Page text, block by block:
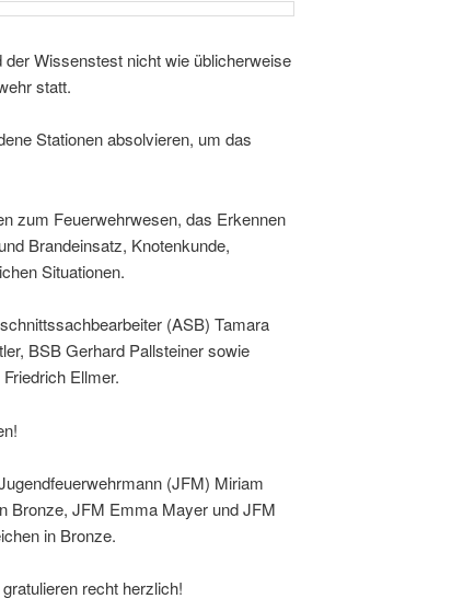
Wissenstest nicht wie üblicherweise
statt.
Stationen absolvieren, um das
zum Feuerwehrwesen, das Erkennen
Brandeinsatz, Knotenkunde,
Situationen.
(ASB) Tamara
BSB Gerhard Pallsteiner sowie
Ellmer.
(JFM) Miriam
Bronze, JFM Emma Mayer und JFM
in Bronze.
recht herzlich!